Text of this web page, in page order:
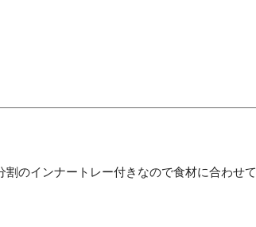
のインナートレー付きなので食材に合わせ